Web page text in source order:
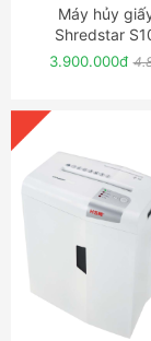
ĐẶT
Máy hủy
Shredstar
3.900.000đ